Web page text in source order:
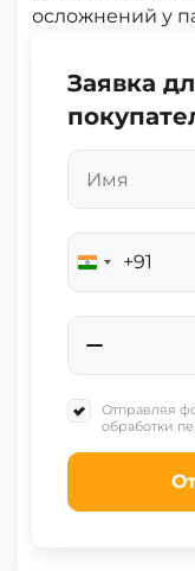
осложнений у
Заявка
India
+91
+91
Отправляя
обработки